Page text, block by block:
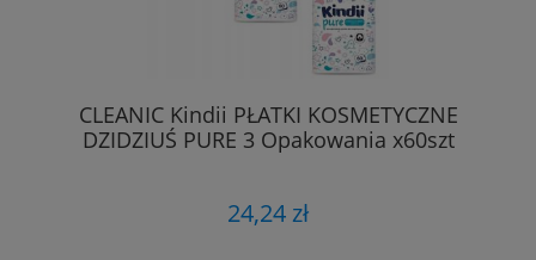
CLEANIC Kindii PŁATKI KOSMETYCZNE
DZIDZIUŚ PURE 3 Opakowania x60szt
24,24 zł